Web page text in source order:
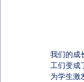
我们的成
工们变成
为学生激